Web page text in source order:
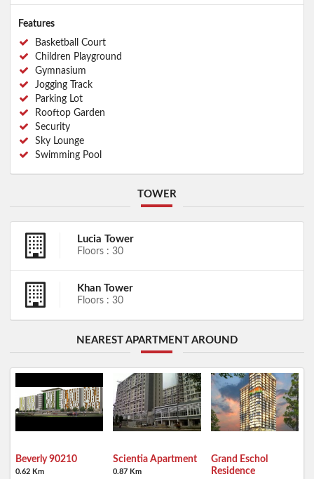
Features
Basketball Court
Children Playground
Gymnasium
Jogging Track
Parking Lot
Rooftop Garden
Security
Sky Lounge
Swimming Pool
TOWER
Lucia Tower
Floors : 30
Khan Tower
Floors : 30
NEAREST APARTMENT AROUND
Beverly 90210
0.62 Km
Scientia Apartment
0.87 Km
Grand Eschol
Residence